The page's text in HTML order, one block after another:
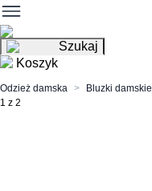
Szukaj
Koszyk
Odzież damska
Bluzki damskie
1 z 2